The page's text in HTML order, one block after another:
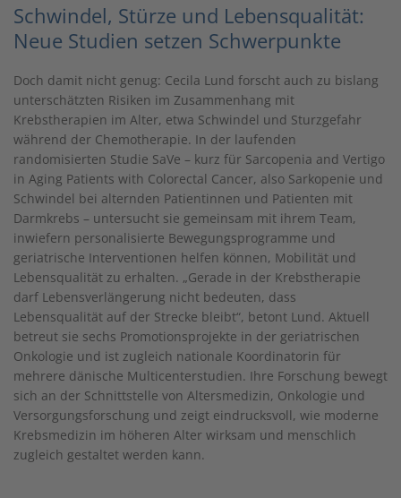
Schwindel, Stürze und Lebensqualität:
Neue Studien setzen Schwerpunkte
Doch damit nicht genug: Cecila Lund forscht auch zu bislang
unterschätzten Risiken im Zusammenhang mit
Krebstherapien im Alter, etwa Schwindel und Sturzgefahr
während der Chemotherapie. In der laufenden
randomisierten Studie SaVe – kurz für Sarcopenia and Vertigo
in Aging Patients with Colorectal Cancer, also Sarkopenie und
Schwindel bei alternden Patientinnen und Patienten mit
Darmkrebs – untersucht sie gemeinsam mit ihrem Team,
inwiefern personalisierte Bewegungsprogramme und
geriatrische Interventionen helfen können, Mobilität und
Lebensqualität zu erhalten. „Gerade in der Krebstherapie
darf Lebensverlängerung nicht bedeuten, dass
Lebensqualität auf der Strecke bleibt“, betont Lund. Aktuell
betreut sie sechs Promotionsprojekte in der geriatrischen
Onkologie und ist zugleich nationale Koordinatorin für
mehrere dänische Multicenterstudien. Ihre Forschung bewegt
sich an der Schnittstelle von Altersmedizin, Onkologie und
Versorgungsforschung und zeigt eindrucksvoll, wie moderne
Krebsmedizin im höheren Alter wirksam und menschlich
zugleich gestaltet werden kann.